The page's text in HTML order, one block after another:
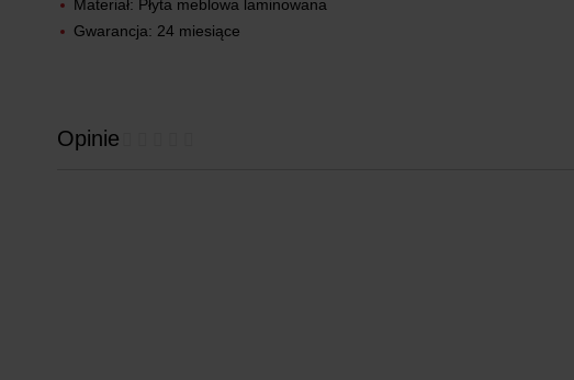
Materiał: Płyta meblowa laminowana
Gwarancja: 24 miesiące
Opinie